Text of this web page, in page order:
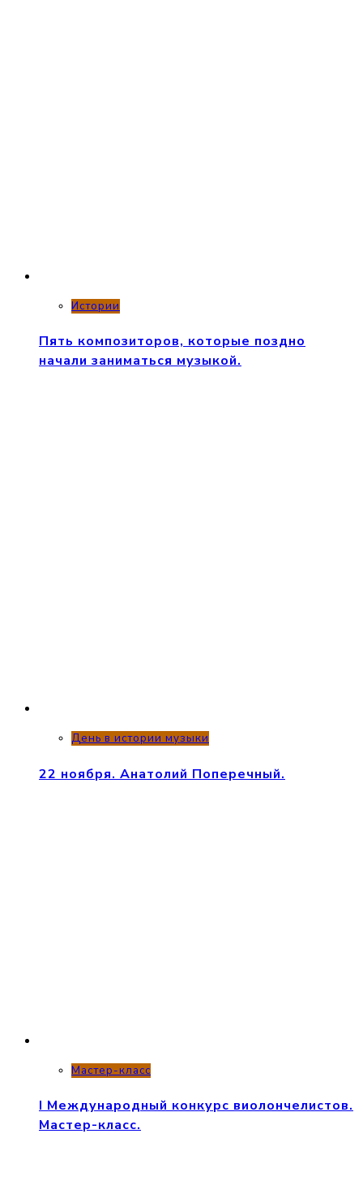
Истории
Пять композиторов, которые поздно
начали заниматься музыкой.
День в истории музыки
22 ноября. Анатолий Поперечный.
Мастер-класс
I Международный конкурс виолончелистов.
Мастер-класс.